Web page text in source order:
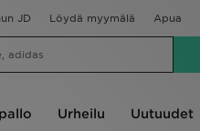
JD Löydä myymälä Apua
Urheilu Uutuudet